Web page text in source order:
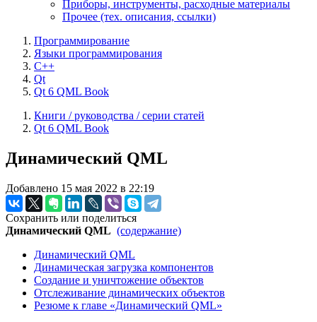
Приборы, инструменты, расходные материалы
Прочее (тех. описания, ссылки)
Программирование
Языки программирования
C++
Qt
Qt 6 QML Book
Книги / руководства / серии статей
Qt 6 QML Book
Динамический QML
Добавлено 15 мая 2022 в 22:19
Сохранить или поделиться
Динамический QML (содержание)
Динамический QML
Динамическая загрузка компонентов
Создание и уничтожение объектов
Отслеживание динамических объектов
Резюме к главе «Динамический QML»